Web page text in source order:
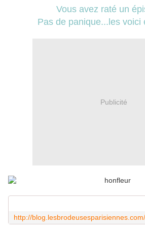
Vous avez raté un
Pas de panique...les voici
Publicité